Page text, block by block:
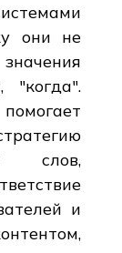
они не
"когда".
слов,
и